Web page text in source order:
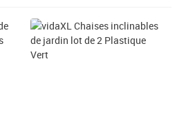
Prix 119,07€ HT